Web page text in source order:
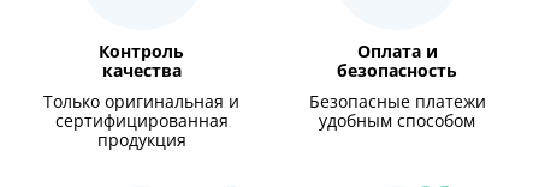
Контроль
качества
Только оригинальная и
сертифицированная
продукция
Оплата и
безопасность
Безопасные платежи
удобным способом